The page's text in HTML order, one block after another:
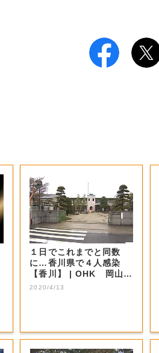
１日でこれまでと同数
に…香川県で４人感染
【香川】 | OHK 岡山放
送
2020/4/13